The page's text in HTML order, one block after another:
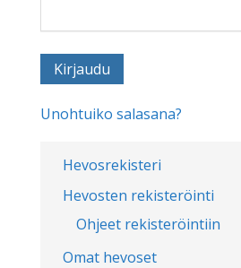
Hevosrekisteri
Hevosten rekisteröinti
Ohjeet rekisteröintiin
Omat hevoset
Unohtuiko salasana?